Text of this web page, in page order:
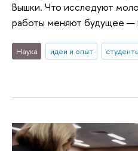
Вышки. Что исследуют
работы меняют будущее —
Наука идеи и опыт